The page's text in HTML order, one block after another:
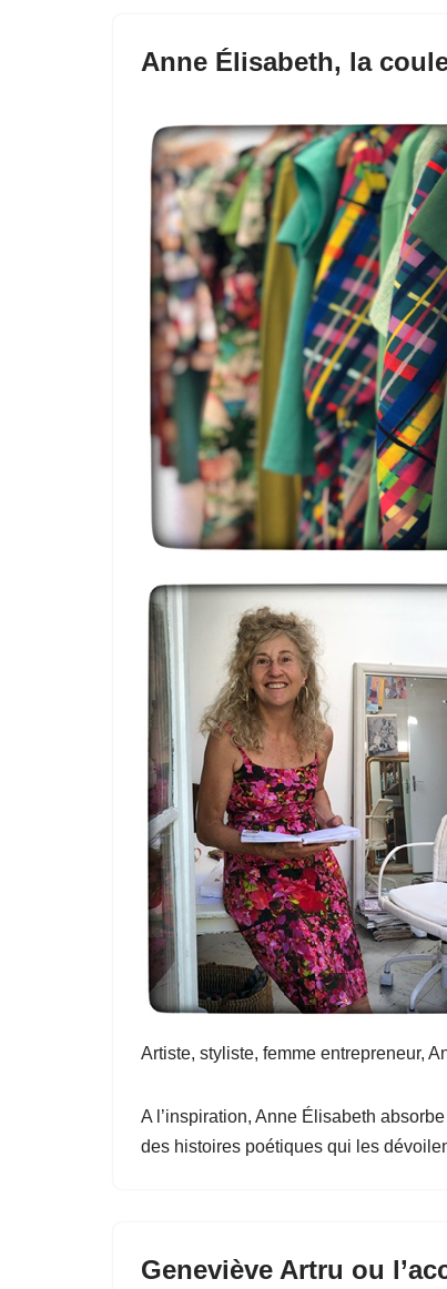
Anne Élisabeth, la
Artiste, styliste, femme entrepreneur,
A l’inspiration, Anne Élisabeth
des histoires poétiques qui les
Geneviève Artru ou